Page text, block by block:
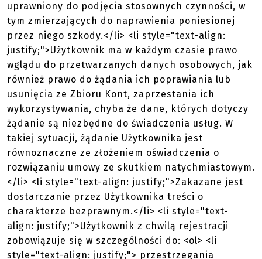
uprawniony do podjęcia stosownych czynności, w
tym zmierzających do naprawienia poniesionej
przez niego szkody.</li> <li style="text-align:
justify;">Użytkownik ma w każdym czasie prawo
wglądu do przetwarzanych danych osobowych, jak
również prawo do żądania ich poprawiania lub
usunięcia ze Zbioru Kont, zaprzestania ich
wykorzystywania, chyba że dane, których dotyczy
żądanie są niezbędne do świadczenia usług. W
takiej sytuacji, żądanie Użytkownika jest
równoznaczne ze złożeniem oświadczenia o
rozwiązaniu umowy ze skutkiem natychmiastowym.
</li> <li style="text-align: justify;">Zakazane jest
dostarczanie przez Użytkownika treści o
charakterze bezprawnym.</li> <li style="text-
align: justify;">Użytkownik z chwilą rejestracji
zobowiązuje się w szczególności do: <ol> <li
style="text-align: justify;"> przestrzegania